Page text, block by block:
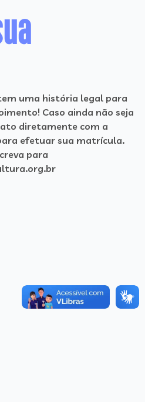
uma história legal para
Caso ainda não seja
diretamente com a
efetuar sua matrícula.
para